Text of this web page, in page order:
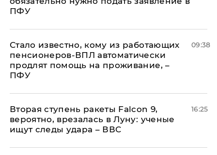
ПФУ
Стало известно, кому из работающих
пенсионеров-ВПЛ автоматически
продлят помощь на проживание, –
ПФУ
09:38
Вторая ступень ракеты Falcon 9,
вероятно, врезалась в Луну: ученые
ищут следы удара – ВВС
16:25